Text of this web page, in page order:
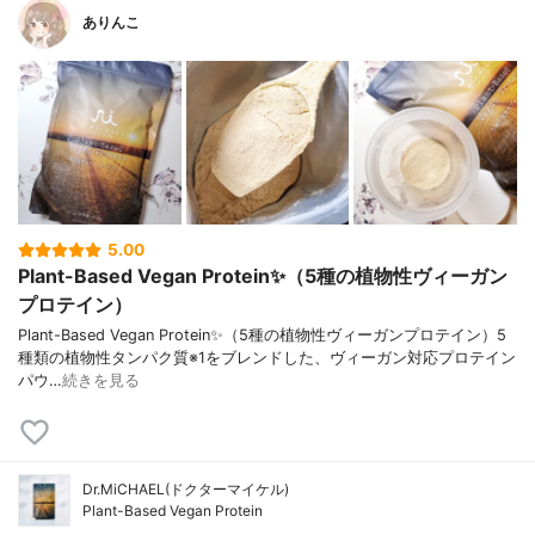
ありんこ
5.00
Plant-Based Vegan Protein✨（5種の植物性ヴィーガン
プロテイン）
Plant-Based Vegan Protein✨（5種の植物性ヴィーガンプロテイン）5
種類の植物性タンパク質※1をブレンドした、ヴィーガン対応プロテイン
パウ…続きを見る
Dr.MiCHAEL(ドクターマイケル)
Plant-Based Vegan Protein